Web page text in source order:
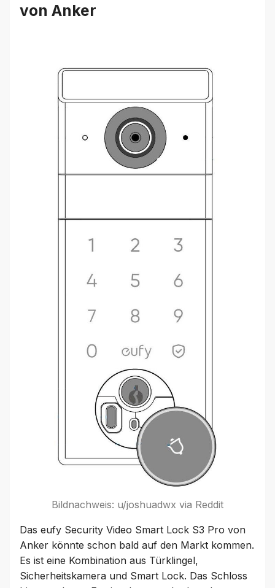
von Anker
Bildnachweis: u/joshuadwx via Reddit
Das eufy Security Video Smart Lock S3 Pro von
Anker könnte schon bald auf den Markt kommen.
Es ist eine Kombination aus Türklingel,
Sicherheitskamera und Smart Lock. Das Schloss